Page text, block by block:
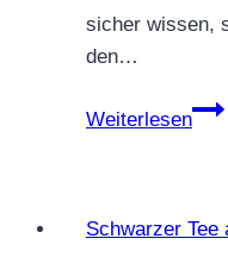
sicher wissen,
den…
Weiterlesen
Schwarzer Tee